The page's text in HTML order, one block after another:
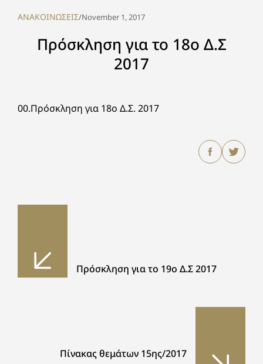
ΑΝΑΚΟΙΝΩΣΕΙΣ/November 1, 2017
Πρόσκληση για το 18ο Δ.Σ
2017
00.Πρόσκληση για 18ο Δ.Σ. 2017
Πρόσκληση για το 19ο Δ.Σ 2017
Πίνακας θεμάτων 15ης/2017